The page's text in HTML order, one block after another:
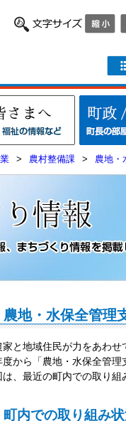
> 農村整備課 > 農地・
農地・水保全管理
家と地域住民が力をあわ
度から「農地・水保全管
は、最近の町内での取り組
町内での取り組み